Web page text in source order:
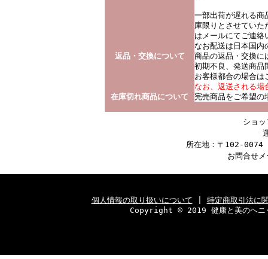
一部出荷が遅れる商
庫限りとさせていた
はメールにてご連絡
なお配送は日本国内
返品・交換について
商品の返品・交換に
初期不良、発送商品
お客様都合の場合は
なお、返送される
在庫切れ商品について
完売商品をご希望の
ショ
所在地：〒102-0074
お問合せ
個人情報の取り扱いについて
特定商取引法に
Copyright © 2019 健康と美のヘ